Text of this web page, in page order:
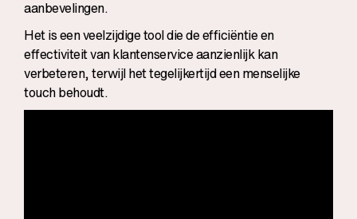
aanbevelingen.
Het is een veelzijdige tool die de efficiëntie en
effectiviteit van klantenservice aanzienlijk kan
verbeteren, terwijl het tegelijkertijd een menselijke
touch behoudt.